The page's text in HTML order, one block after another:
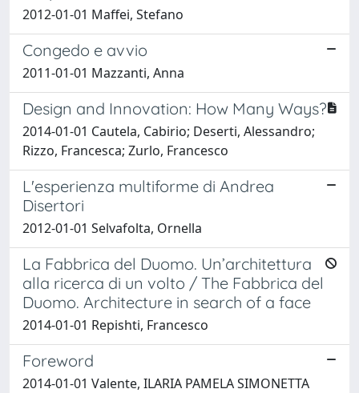
2012-01-01 Maffei, Stefano
Congedo e avvio
2011-01-01 Mazzanti, Anna
Design and Innovation: How Many Ways?
2014-01-01 Cautela, Cabirio; Deserti, Alessandro;
Rizzo, Francesca; Zurlo, Francesco
L'esperienza multiforme di Andrea
Disertori
2012-01-01 Selvafolta, Ornella
La Fabbrica del Duomo. Un’architettura
alla ricerca di un volto / The Fabbrica del
Duomo. Architecture in search of a face
2014-01-01 Repishti, Francesco
Foreword
2014-01-01 Valente, ILARIA PAMELA SIMONETTA